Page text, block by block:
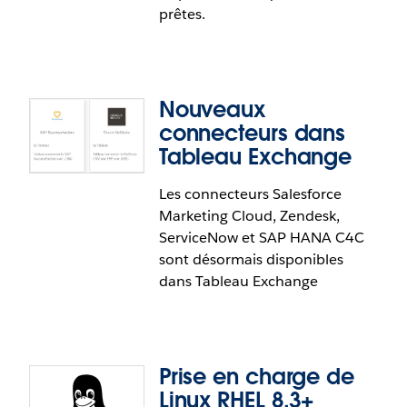
réseau afin d'aider des entreprises de toutes tailles
à voir et comprendre les données de leur réseau
prêtes.
Abonnement aux e-mails pour les
Il suffit de vous abonner pour recevoir un e-mail
dès que l'exécution d'un flux programmé dans
Nouveaux
connecteurs dans
Tableau Exchange
Les connecteurs Salesforce
Marketing Cloud, Zendesk,
ServiceNow et SAP HANA C4C
sont désormais disponibles
dans Tableau Exchange
Prise en charge de
Linux RHEL 8.3+